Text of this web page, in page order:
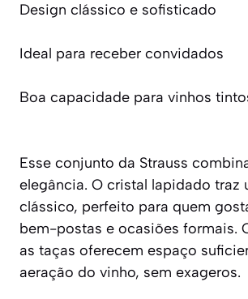
Design clássico e sofisticado
Ideal para receber convidados
Boa capacidade para vinhos
Esse conjunto da Strauss
elegância. O cristal lapidado traz
clássico, perfeito para quem
bem-postas e ocasiões formais.
as taças oferecem espaço
aeração do vinho, sem exageros.